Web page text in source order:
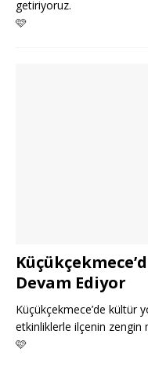
getiriyoruz.
🩷
Devam Ediyor
Küçükçekmece’de kültür
etkinliklerle ilçenin zengin
🩷